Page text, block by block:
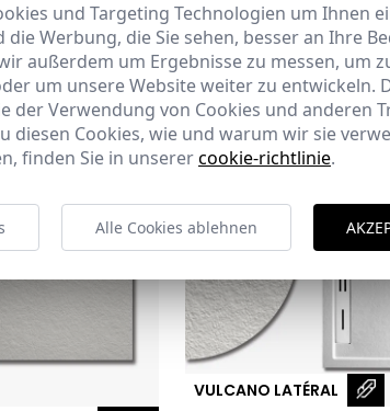
VULCANO LATÉRAL
und Targeting Technologien um Ihnen
Werbung, die Sie sehen, besser an Ihre
außerdem um Ergebnisse zu messen, um
um unsere Website weiter zu entwickeln.
der Verwendung von Cookies und anderen
diesen Cookies, wie und warum wir sie
finden Sie in unserercookie-richtlinie.
Alle Cookies ablehnen